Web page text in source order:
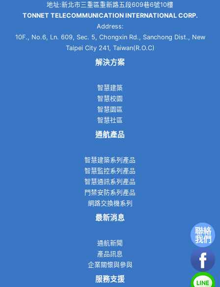
地址:新北市三重區重新路五段609巷6號10樓
TONNET TELECOMMUNICATION INTERNATIONAL CORP.
Address:
10F., No.6, Ln. 609, Sec. 5, Chongxin Rd., Sanchong Dist., New
Taipei City 241, Taiwan(R.O.C)
解決方案
智慧建築
智慧校園
智慧園區
智慧社區
通航產品
智慧建築系列產品
智慧監控系列產品
智慧通訊系列產品
門禁安防系列產品
網路交換機系列
最新消息
通航新聞
產品訊息
企業關懷與參與
服務支援